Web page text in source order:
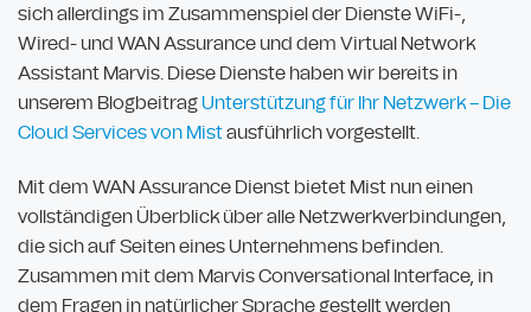
sich allerdings im Zusammenspiel der Dienste WiFi-,
Wired- und WAN Assurance und dem Virtual Network
Assistant Marvis. Diese Dienste haben wir bereits in
unserem BlogbeitragUnterstützung für Ihr Netzwerk – Die
Cloud Services von Mistausführlich vorgestellt.
Mit dem WAN Assurance Dienst bietet Mist nun einen
vollständigen Überblick über alle Netzwerkverbindungen,
die sich auf Seiten eines Unternehmens befinden.
Zusammen mit dem Marvis Conversational Interface, in
dem Fragen in natürlicher Sprache gestellt werden